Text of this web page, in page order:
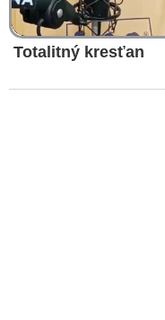
Totalitný kresťan